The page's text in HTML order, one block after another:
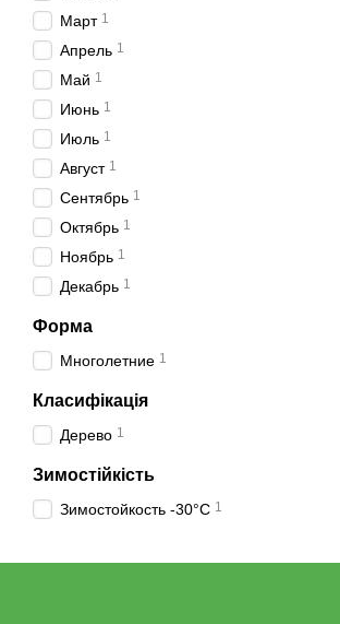
Март 1
Апрель 1
Май 1
Июнь 1
Июль 1
Август 1
Сентябрь 1
Октябрь 1
Ноябрь 1
Декабрь 1
Форма
Многолетние 1
Класифікація
Дерево 1
Зимостійкість
Зимостойкость -30°C 1